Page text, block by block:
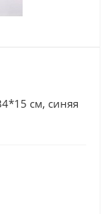
см, синяя